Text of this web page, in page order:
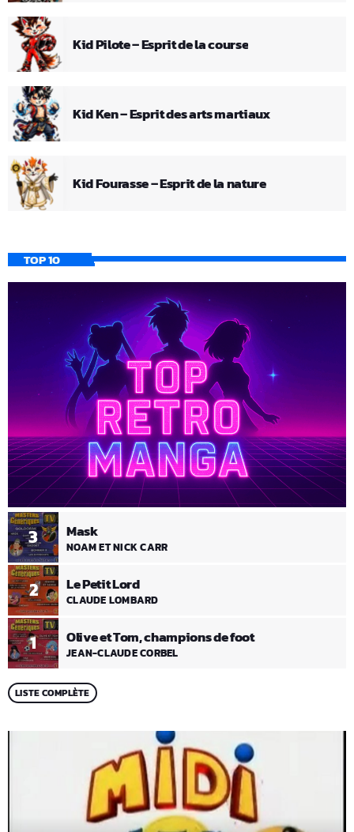
Kid Pilote – Esprit de la course
Kid Ken – Esprit des arts martiaux
Kid Fourasse – Esprit de la nature
TOP 10
1 Olive et Tom, champions de foot
JEAN-CLAUDE CORBEL
2 Le Petit Lord
CLAUDE LOMBARD
3 Mask
NOAM ET NICK CARR
LISTE COMPLÈTE